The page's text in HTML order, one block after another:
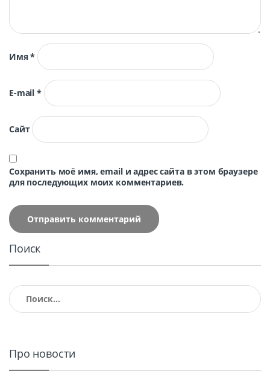
Имя*
E-mail*
Сайт
Сохранить моё имя, email и адрес сайта в этом браузере
для последующих моих комментариев.
Поиск
Найти:
Про новости